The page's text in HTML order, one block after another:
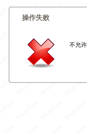
操作失败
不允